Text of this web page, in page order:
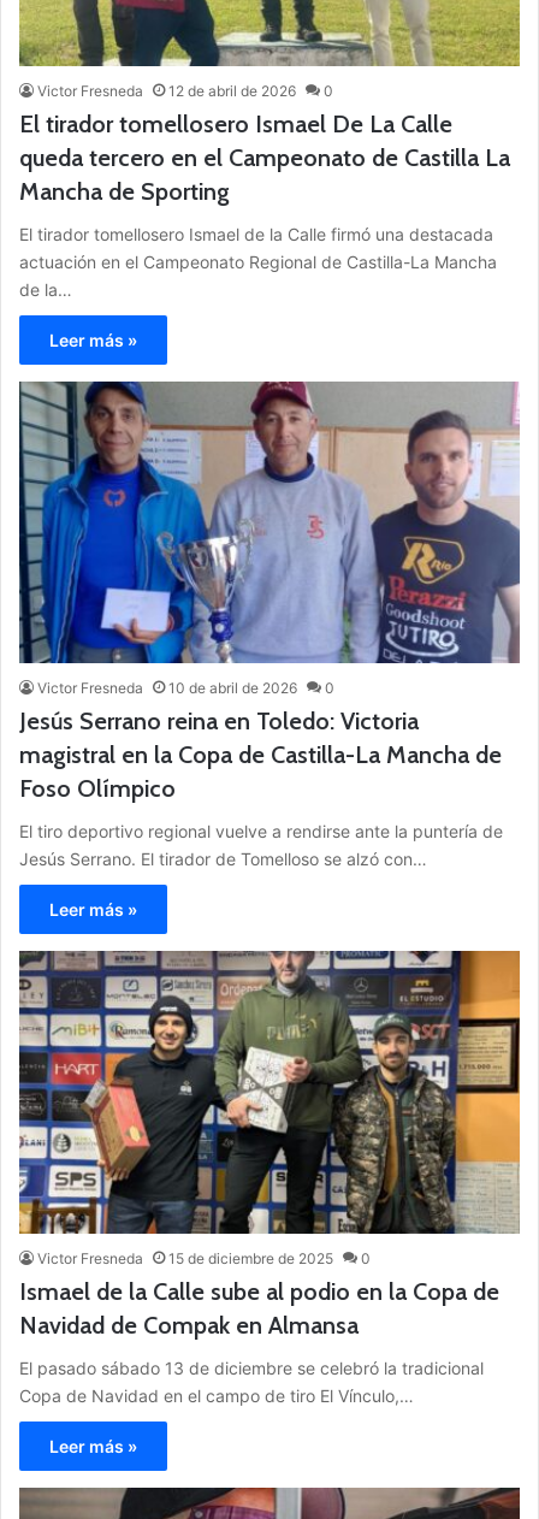
Victor Fresneda 12 de abril de 2026 0
El tirador tomellosero Ismael De La Calle
queda tercero en el Campeonato de Castilla La
Mancha de Sporting
El tirador tomellosero Ismael de la Calle firmó una destacada
actuación en el Campeonato Regional de Castilla-La Mancha
de la…
Leer más »
Victor Fresneda 10 de abril de 2026 0
Jesús Serrano reina en Toledo: Victoria
magistral en la Copa de Castilla-La Mancha de
Foso Olímpico
El tiro deportivo regional vuelve a rendirse ante la puntería de
Jesús Serrano. El tirador de Tomelloso se alzó con…
Leer más »
Victor Fresneda 15 de diciembre de 2025 0
Ismael de la Calle sube al podio en la Copa de
Navidad de Compak en Almansa
El pasado sábado 13 de diciembre se celebró la tradicional
Copa de Navidad en el campo de tiro El Vínculo,…
Leer más »